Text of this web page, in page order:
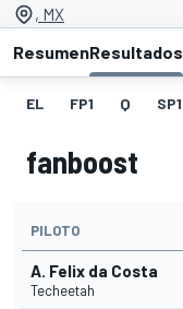
, MX
ResumenResultados
EL FP1 Q SP1
fanboost
PILOTO
A. Felix da Costa
Techeetah